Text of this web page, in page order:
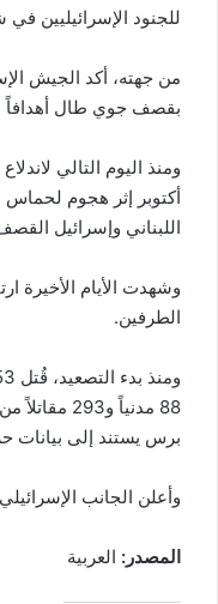
للجنود الإسرائيليين في
من جهته، أكد الجيش
بقصف جوي طال أهدافاً
ومنذ اليوم التالي
أكتوبر إثر هجوم
اللبناني وإسرائيل
وشهدت الأيام الأخيرة
الطرفين.
88 مدنياً
برس يستند إلى بيانات
وأعلن الجانب الإسرائيلي من جهته
المصدر: العربية